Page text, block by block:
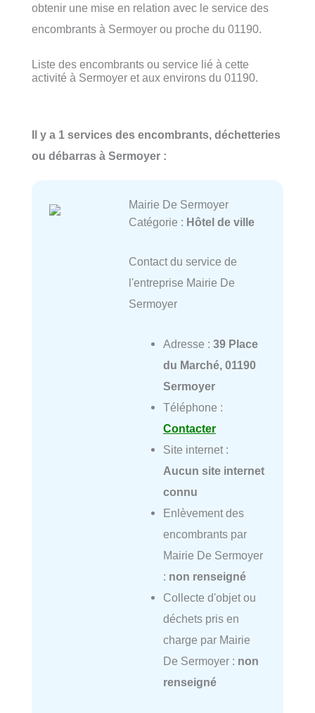
obtenir une mise en relation avec le service des
encombrants à Sermoyer ou proche du 01190.
Liste des encombrants ou service lié à cette
activité à Sermoyer et aux environs du 01190.
Il y a 1 services des encombrants, déchetteries
ou débarras à Sermoyer :
Mairie De Sermoyer
Catégorie : Hôtel de ville
Contact du service de
l'entreprise Mairie De
Sermoyer
Adresse : 39 Place
du Marché, 01190
Sermoyer
Téléphone :
Contacter
Site internet :
Aucun site internet
connu
Enlèvement des
encombrants par
Mairie De Sermoyer
: non renseigné
Collecte d'objet ou
déchets pris en
charge par Mairie
De Sermoyer : non
renseigné